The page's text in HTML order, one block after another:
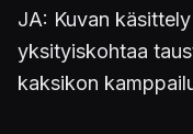
JA: Kuvan
yksityiskohtaa
kaksikon